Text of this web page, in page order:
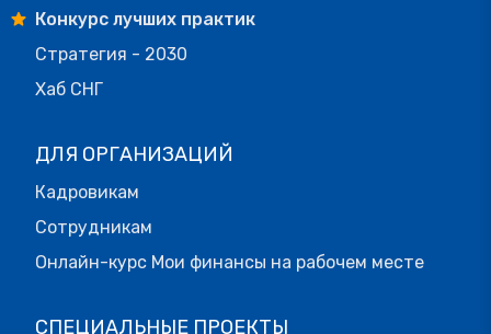
Конкурс лучших практик
Стратегия - 2030
Хаб СНГ
ДЛЯ ОРГАНИЗАЦИЙ
Кадровикам
Сотрудникам
Онлайн-курс Мои финансы на рабочем месте
СПЕЦИАЛЬНЫЕ ПРОЕКТЫ